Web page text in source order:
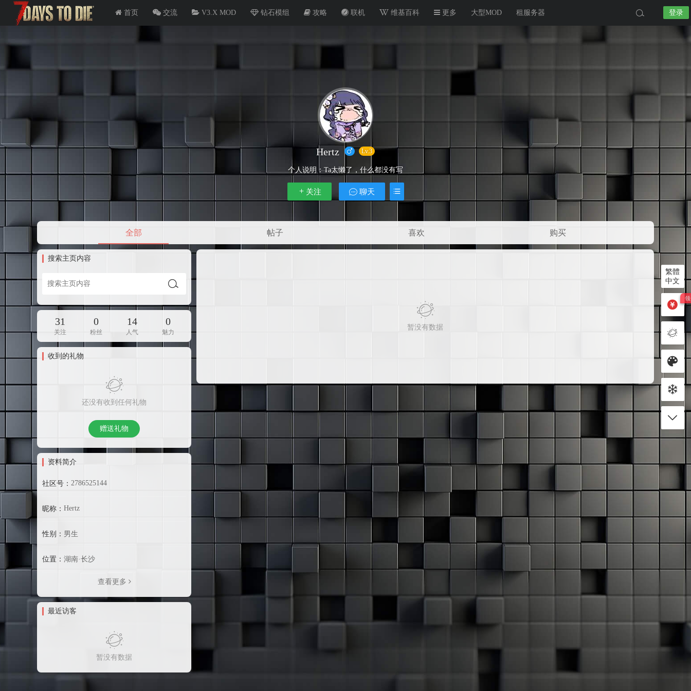
首页 交流 V3.X MOD 钻石模组 攻略 联机 维基百科 更多 大型MOD 租服务器 登录
Hertz Lv.3
个人说明：Ta太懒了，什么都没有写
关注 聊天
全部 帖子 喜欢 购买
搜索主页内容
31
关注
0
粉丝
14
人气
0
魅力
收到的礼物
还没有收到任何礼物
赠送礼物
资料简介
社区号： 2786525144
昵称： Hertz
性别： 男生
位置： 湖南·长沙
查看更多
最近访客
暂没有数据
暂没有数据
繁體
中文